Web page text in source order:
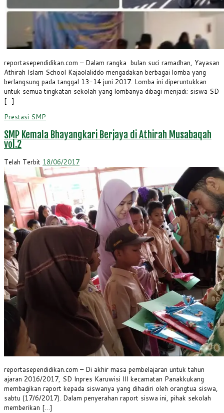
reportasependidikan.com – Dalam rangka bulan suci ramadhan, Yayasan
Athirah Islam School Kajaolaliddo mengadakan berbagai lomba yang
berlangsung pada tanggal 13-14 juni 2017. Lomba ini diperuntukkan
untuk semua tingkatan sekolah yang lombanya dibagi menjadi; siswa SD
[…]
Prestasi SMP
SMP Kemala Bhayangkari Berjaya di Athirah Musabaqah
vol.2
Telah Terbit 18/06/2017
reportasependidikan.com – Di akhir masa pembelajaran untuk tahun
ajaran 2016/2017, SD Inpres Karuwisi III kecamatan Panakkukang
membagikan raport kepada siswanya yang dihadiri oleh orangtua siswa,
sabtu (17/6/2017). Dalam penyerahan raport siswa ini, pihak sekolah
memberikan […]